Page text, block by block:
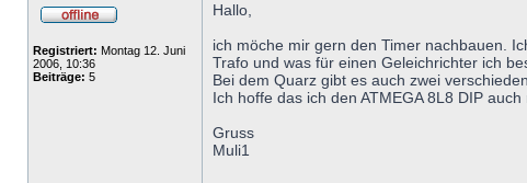
Registriert: Montag 12. Juni
2006, 10:36
Beiträge: 5
Hallo,
ich möche mir gern den Timer nachbauen.
Trafo und was für einen Geleichrichter ich
Bei dem Quarz gibt es auch zwei
Ich hoffe das ich den ATMEGA 8L8 DIP auch
Gruss
Muli1